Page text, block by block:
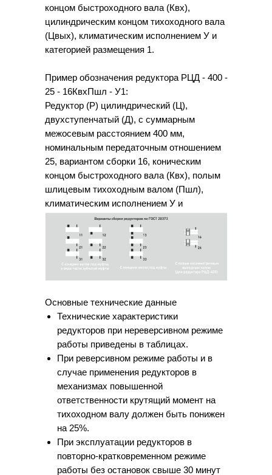
концом быстроходного вала (Квх),
цилиндрическим концом тихоходного вала
(Цвых), климатическим исполнением У и
категорией размещения 1.
Пример обозначения редуктора РЦД - 400 -
25 - 16КвхПшл - У1:
Редуктор (Р) цилиндрический (Ц),
двухступенчатый (Д), с суммарным
межосевым расстоянием 400 мм,
номинальным передаточным отношением
25, вариантом сборки 16, коническим
концом быстроходного вала (Квх), полым
шлицевым тихоходным валом (Пшл),
климатическим исполнением У и
категорией размещения 1.
Основные технические данные
Технические характеристики
редукторов при нереверсивном режиме
работы приведены в таблицах.
При реверсивном режиме работы и в
случае применения редукторов в
механизмах повышенной
ответственности крутящий момент на
тихоходном валу должен быть понижен
на 25%.
При эксплуатации редукторов в
повторно-кратковременном режиме
работы без остановок свыше 30 минут